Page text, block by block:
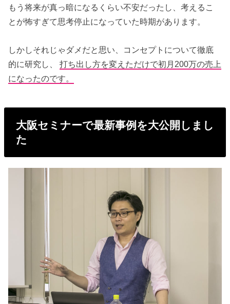
もう将来が真っ暗になるくらい不安だったし、考えるこ
とが怖すぎて思考停止になっていた時期があります。
しかしそれじゃダメだと思い、コンセプトについて徹底
的に研究し、打ち出し方を変えただけで初月200万の売上
になったのです。
大阪セミナーで最新事例を大公開しまし
た